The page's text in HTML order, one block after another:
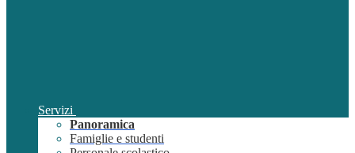
Servizi
Panoramica
Famiglie e studenti